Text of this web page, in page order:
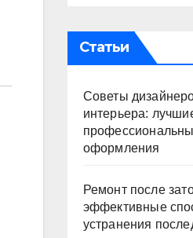
Статьи
Советы
интерьера:
оформления
Ремонт после
эффективные
устранения